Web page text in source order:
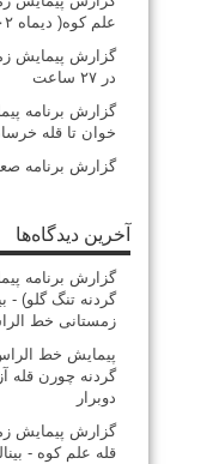
علم کوه( دیماه ۱۴۰۲)
گزارش پیمایش
در ۲۷ ساعت
گزارش برنامه
خوان تا قله
گزارش برنامه
آخرین دیدگاه‌ها
گزارش برنامه
گردنه تنگ گلو) -
زمستانی خط
پيمايش خط
گردنه چورن قله
دوبرار
گزارش پیمایش
قله علم کوه -